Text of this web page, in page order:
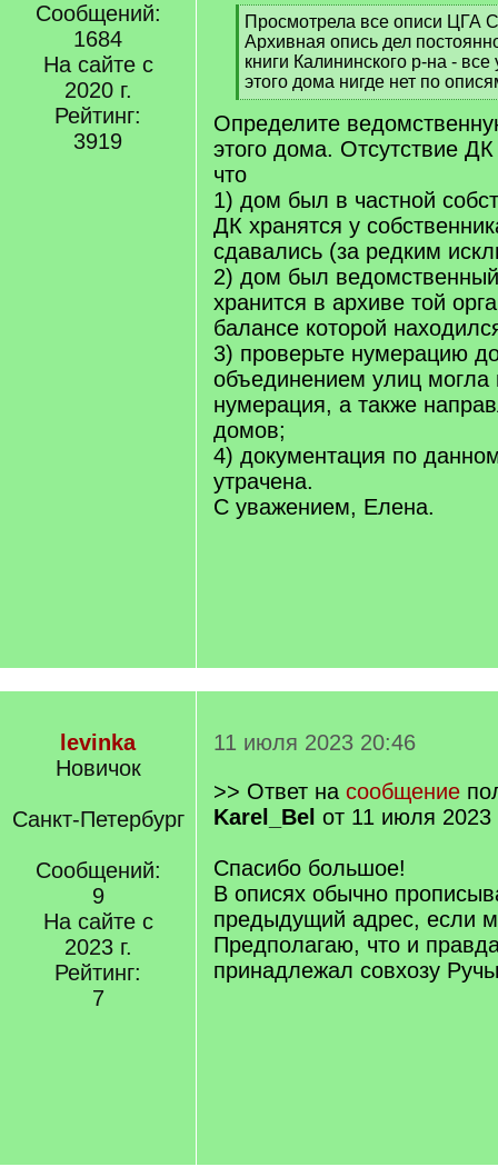
Сообщений:
1684
На сайте с
2020 г.
Рейтинг:
3919
[
q
]
Просмотрела все описи ЦГА
Архивная опись дел
книги Калининского р-на -
этого дома нигде нет по
[
/
q
]
Определите
этого дома. Отсутствие
что
1) дом был в частной
ДК хранятся у
сдавались (за редким
2) дом был
хранится в архиве той
балансе которой
3) проверьте нумерацию
объединением улиц могла
нумерация, а также
домов;
4) документация по
утрачена.
С уважением, Елена.
levinka
Новичок
Санкт-Петербург
Сообщений:
9
На сайте с
2023 г.
Рейтинг:
7
11 июля 2023 20:46
>> Ответ на сообщение
Karel_Bel от 11 июля 2023
Спасибо большое!
В описях обычно
предыдущий адрес, если
Предполагаю, что и
принадлежал совхозу